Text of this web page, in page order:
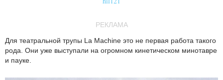
РЕКЛАМА
Для театральной трупы La Machine это не первая работа такого
рода. Они уже выступали на огромном кинетическом минотавре
и пауке.